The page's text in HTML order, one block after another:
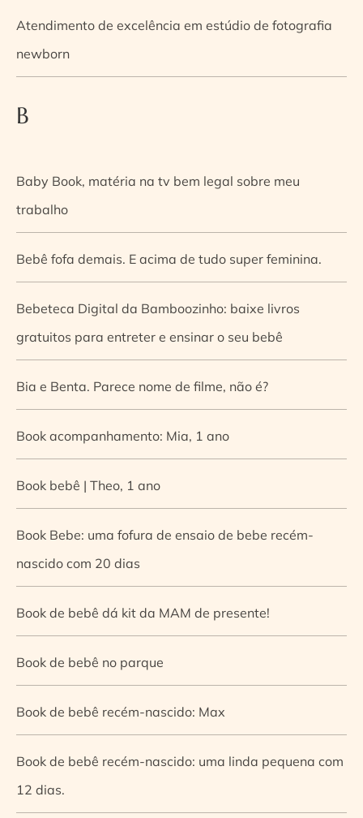
Atendimento de excelência em estúdio de fotografia
newborn
B
Baby Book, matéria na tv bem legal sobre meu
trabalho
Bebê fofa demais. E acima de tudo super feminina.
Bebeteca Digital da Bamboozinho: baixe livros
gratuitos para entreter e ensinar o seu bebê
Bia e Benta. Parece nome de filme, não é?
Book acompanhamento: Mia, 1 ano
Book bebê | Theo, 1 ano
Book Bebe: uma fofura de ensaio de bebe recém-
nascido com 20 dias
Book de bebê dá kit da MAM de presente!
Book de bebê no parque
Book de bebê recém-nascido: Max
Book de bebê recém-nascido: uma linda pequena com
12 dias.